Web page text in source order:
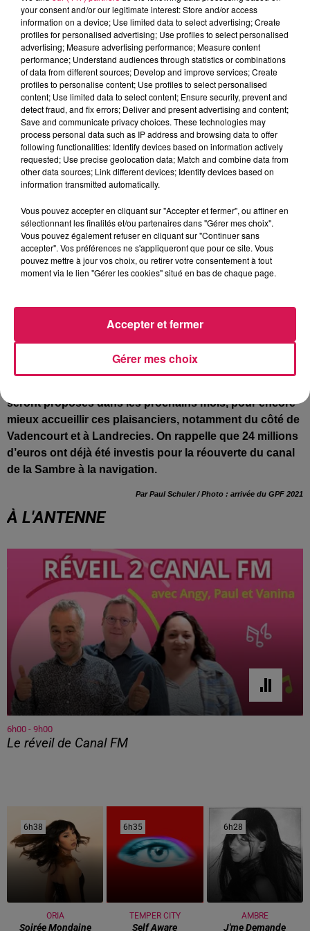
sécurité de 53 000 citoyens. Agé de 43 ans, le nouveau
commandant est originaire de Dax, dans les Landes. Il
était dernièrement à la tête de la brigade de gendarmerie
de La Bassée, près de Lille.
Parmi ses priorités : au-delà des moyens
supplémentaires qui seront alloués pour mieux lutter
contre les cambriolages, c’est le fléau des violences
intrafamiliales qui sera traité dès la fin de cette année, à
travers la création du Griffe, un nouveau groupement de
répression des infractions contre les familles, les
femmes et les enfants.
Etreux : une augmentation de nombre de plaisanciers
cet été sur le canal de la Sambre à l’Oise
D’après les Voies navigables de France, la halte
nautique d’Étreux, dans le canton de Guise, a déjà
à la même époque. D’ailleurs, cette progression du
tourisme fluvial se confirme aussi sur l’ensemble du
parcours, de Chauny jusqu’à Jeumont-Erquelinnes, soit
un total de 35 écluses à passer.
seront proposés dans les prochains mois, pour encore
mieux accueillir ces plaisanciers, notamment du côté de
Vadencourt et à Landrecies. On rappelle que 24 millions
d’euros ont déjà été investis pour la réouverte du canal
de la Sambre à la navigation.
Par Paul Schuler / Photo : arrivée du GPF 2021
À L'ANTENNE
6h00 - 9h00
Le réveil de Canal FM
6h38
6h38
ORIA
Soirée Mondaine
6h35
6h35
TEMPER CITY
Self Aware
6h28
6h28
AMBRE
J'me Demande
your consent and/or our legitimate interest: Store and/or access
information on a device; Use limited data to select advertising; Create
profiles for personalised advertising; Use profiles to select personalised
advertising; Measure advertising performance; Measure content
performance; Understand audiences through statistics or combinations
of data from different sources; Develop and improve services; Create
profiles to personalise content; Use profiles to select personalised
content; Use limited data to select content; Ensure security, prevent and
detect fraud, and fix errors; Deliver and present advertising and content;
Save and communicate privacy choices. These technologies may
process personal data such as IP address and browsing data to offer
following functionalities: Identify devices based on information actively
requested; Use precise geolocation data; Match and combine data from
other data sources; Link different devices; Identify devices based on
information transmitted automatically.
Vous pouvez accepter en cliquant sur "Accepter et fermer", ou affiner en
sélectionnant les finalités et/ou partenaires dans "Gérer mes choix".
Vous pouvez également refuser en cliquant sur "Continuer sans
accepter". Vos préférences ne s'appliqueront que pour ce site. Vous
pouvez mettre à jour vos choix, ou retirer votre consentement à tout
moment via le lien "Gérer les cookies" situé en bas de chaque page.
Gérer mes choix
Accepter et fermer